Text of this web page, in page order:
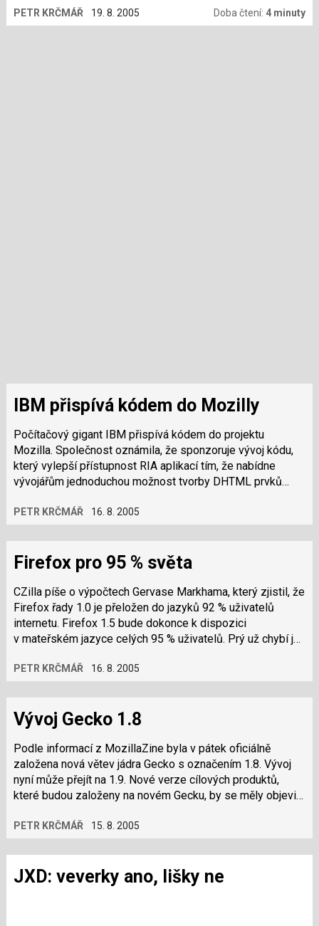
PETR KRČMÁŘ 19. 8. 2005 Doba čtení: 4 minuty
IBM přispívá kódem do Mozilly
Počítačový gigant IBM přispívá kódem do projektu
Mozilla. Společnost oznámila, že sponzoruje vývoj kódu,
který vylepší přístupnost RIA aplikací tím, že nabídne
vývojářům jednoduchou možnost tvorby DHTML prvků
PETR KRČMÁŘ 16. 8. 2005
Firefox pro 95 % světa
CZilla píše o výpočtech Gervase Markhama, který zjistil, že
Firefox řady 1.0 je přeložen do jazyků 92 % uživatelů
internetu. Firefox 1.5 bude dokonce k dispozici
v mateřském jazyce celých 95 % uživatelů. Prý už chybí jen
PETR KRČMÁŘ 16. 8. 2005
Vývoj Gecko 1.8
Podle informací z MozillaZine byla v pátek oficiálně
založena nová větev jádra Gecko s označením 1.8. Vývoj
nyní může přejít na 1.9. Nové verze cílových produktů,
které budou založeny na novém Gecku, by se měly objevit
PETR KRČMÁŘ 15. 8. 2005
JXD: veverky ano, lišky ne